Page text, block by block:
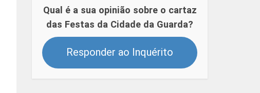
Qual é a sua opinião sobre o cartaz
das Festas da Cidade da Guarda?
Responder ao Inquérito